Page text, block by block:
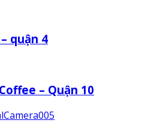
quận 4
– Quận 10